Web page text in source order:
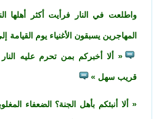
واطلعت في النار فرأيت أكثر أهلها
المهاجرين يسبقون الأغنياء يوم القيامة
ألا أخبركم بمن تحرم عليه
قريب سهل
ألا أنبئكم بأهل الجنة؟ الضعفاء